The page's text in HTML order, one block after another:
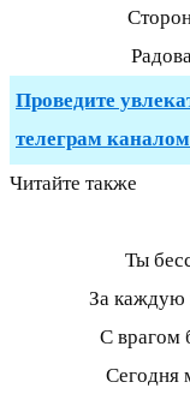
Проведите
телеграм
Читайте также
Ты
За каждую
С врагом
Сегодня